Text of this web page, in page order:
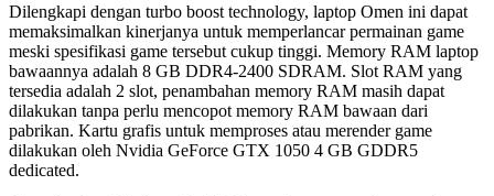
Dilengkapi dengan turbo boost technology, laptop Omen ini dapat
memaksimalkan kinerjanya untuk memperlancar permainan game
meski spesifikasi game tersebut cukup tinggi. Memory RAM laptop
bawaannya adalah 8 GB DDR4-2400 SDRAM. Slot RAM yang
tersedia adalah 2 slot, penambahan memory RAM masih dapat
dilakukan tanpa perlu mencopot memory RAM bawaan dari
pabrikan. Kartu grafis untuk memproses atau merender game
dilakukan oleh Nvidia GeForce GTX 1050 4 GB GDDR5
dedicated.